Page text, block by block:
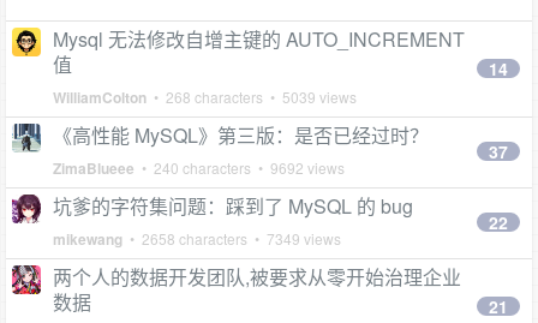
Mysql 无法修改自增主键的 AUTO_INCREMENT
值
WilliamColton • 268 characters • 5039 views
14
《高性能 MySQL》第三版：是否已经过时？
ZimaBlueee • 240 characters • 9692 views
37
坑爹的字符集问题：踩到了 MySQL 的 bug
mikewang • 2658 characters • 7349 views
22
两个人的数据开发团队,被要求从零开始治理企业
数据
21